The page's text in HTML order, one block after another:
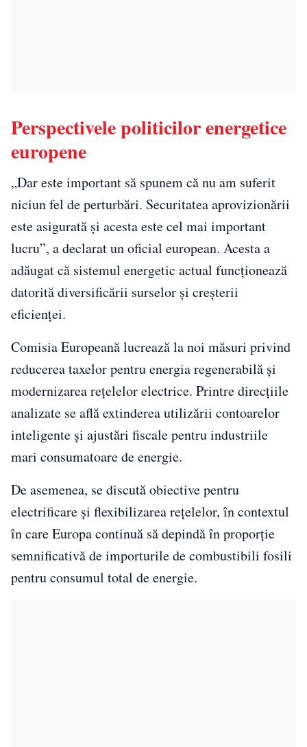
Perspectivele politicilor energetice
europene
„Dar este important să spunem că nu am suferit
niciun fel de perturbări. Securitatea aprovizionării
este asigurată și acesta este cel mai important
lucru”, a declarat un oficial european. Acesta a
adăugat că sistemul energetic actual funcționează
datorită diversificării surselor și creșterii
eficienței.
Comisia Europeană lucrează la noi măsuri privind
reducerea taxelor pentru energia regenerabilă și
modernizarea rețelelor electrice. Printre direcțiile
analizate se află extinderea utilizării contoarelor
inteligente și ajustări fiscale pentru industriile
mari consumatoare de energie.
De asemenea, se discută obiective pentru
electrificare și flexibilizarea rețelelor, în contextul
în care Europa continuă să depindă în proporție
semnificativă de importurile de combustibili fosili
pentru consumul total de energie.